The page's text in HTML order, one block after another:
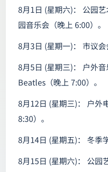
8月1日 (星期六)： 公园
园音乐会（晚上 6:00）。
8月3日 (星期一)： 市议会
8月5日 (星期三)： 户外
Beatles（晚上 7:00）。
8月12日 (星期三)： 户外
8:30）。
8月14日 (星期五)： 冬季
8月15日 (星期六)： 公园